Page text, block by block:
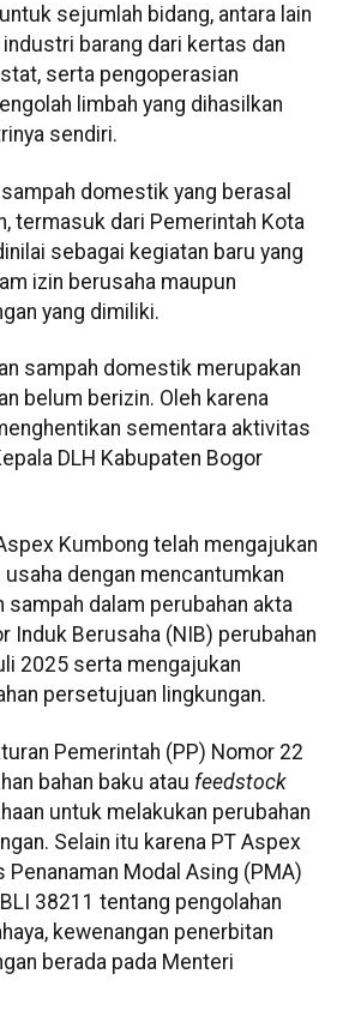
sejumlah bidang, antara lain
barang dari kertas dan
serta pengoperasian
limbah yang dihasilkan
sendiri.
domestik yang berasal
termasuk dari Pemerintah Kota
sebagai kegiatan baru yang
izin berusaha maupun
yang dimiliki.
sampah domestik merupakan
belum berizin. Oleh karena
sementara aktivitas
DLH Kabupaten Bogor
Kumbong telah mengajukan
dengan mencantumkan
sampah dalam perubahan akta
Induk Berusaha (NIB) perubahan
2025 serta mengajukan
persetujuan lingkungan.
Pemerintah (PP) Nomor 22
bahan baku atau feedstock
untuk melakukan perubahan
Selain itu karena PT Aspex
Modal Asing (PMA)
38211 tentang pengolahan
kewenangan penerbitan
berada pada Menteri